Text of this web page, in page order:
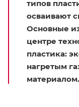
типов
осваивают
Основные
центре
пластика:
нагретым
материалом.